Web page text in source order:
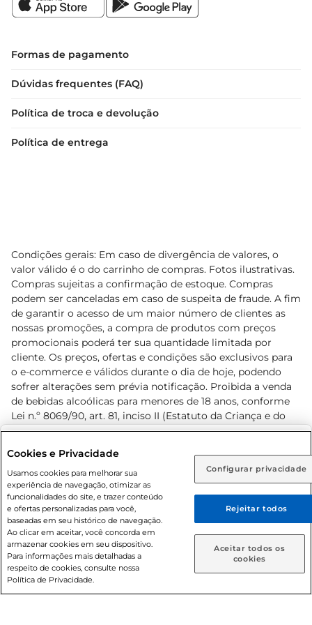
Rio de Janeiro (RJ) Goiás (GO)
Ou
Caso queira comprar online, informe como deseja receber
suas compras:
Entrega em casa Retire em Loja
pode ser consumida fresca ou utilizada em
qualidade.
Dicas de uso
azedo, experimente combinálo com ingredientes
Essas combinações podem resultar em pratos e
Com o maracujá azedo, você traz um pedaço do
Brasil para sua mesa, enriquecendo suas refeições
com sabor e saúde.
Formas de pagamento
Dúvidas frequentes (FAQ)
Política de troca e devolução
Política de entrega
Condições gerais: Em caso de divergência de valores, o
valor válido é o do carrinho de compras. Fotos ilustrativas.
Compras sujeitas a confirmação de estoque. Compras
podem ser canceladas em caso de suspeita de fraude. A fim
de garantir o acesso de um maior número de clientes as
nossas promoções, a compra de produtos com preços
promocionais poderá ter sua quantidade limitada por
cliente. Os preços, ofertas e condições são exclusivos para
o e-commerce e válidos durante o dia de hoje, podendo
sofrer alterações sem prévia notificação. Proibida a venda
de bebidas alcoólicas para menores de 18 anos, conforme
Lei n.º 8069/90, art. 81, inciso II (Estatuto da Criança e do
Adolescente). Preços e condições exclusivos para o
prévio. O valor mínimo para as compras on-line é de R$
80,00.
© 2026 Copyright. Todos os direitos
reservados Prezunic.
Cookies e Privacidade
Usamos cookies para melhorar sua
experiência de navegação, otimizar as
funcionalidades do site, e trazer conteúdo
e ofertas personalizadas para você,
baseadas em seu histórico de navegação.
Ao clicar em aceitar, você concorda em
armazenar cookies em seu dispositivo.
Para informações mais detalhadas a
respeito de cookies, consulte nossa
Política de Privacidade.
Configurar privacidade
Rejeitar todos
Aceitar todos os
cookies